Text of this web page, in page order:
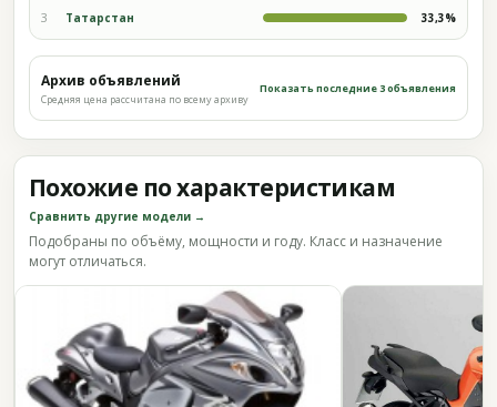
3 Татарстан 33,3%
Архив объявлений
Средняя цена рассчитана по всему архиву
Показать последние 3 объявления
Похожие по характеристикам
Сравнить другие модели →
Подобраны по объёму, мощности и году. Класс и назначение
могут отличаться.